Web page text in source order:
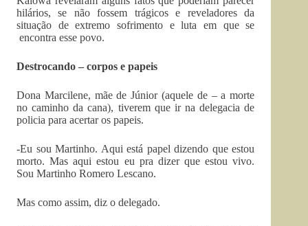
hilários, se não fossem trágicos e reveladores da
situação de extremo sofrimento e luta em que se
encontra esse povo.
Destrocando – corpos e papeis
Dona Marcilene, mãe de Júnior (aquele de – a morte
no caminho da cana), tiverem que ir na delegacia de
policia para acertar os papeis.
-Eu sou Martinho. Aqui está papel dizendo que estou
morto. Mas aqui estou eu pra dizer que estou vivo.
Sou Martinho Romero Lescano.
Mas como assim, diz o delegado.